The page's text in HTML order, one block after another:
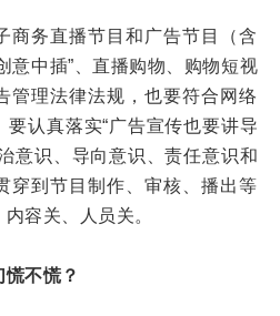
商务直播节目和广告节目（含
意中插”、直播购物、购物短视
管理法律法规，也要符合网络
认真落实“广告宣传也要讲导
意识、导向意识、责任意识和
穿到节目制作、审核、播出等
容关、人员关。
不慌？